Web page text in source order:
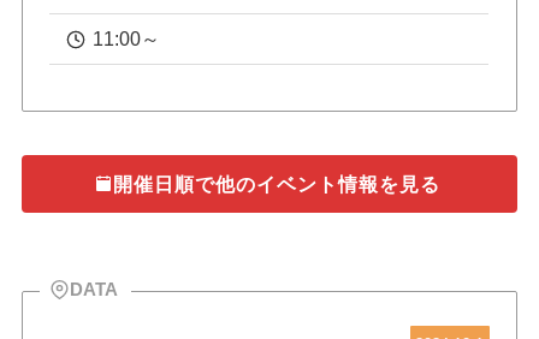
11:00～
開催日順で他のイベント情報を見る
DATA